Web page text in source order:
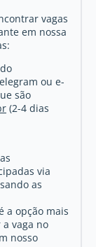
vagas
em nossa
ou e-
são
(2-4 dias
via
as
a opção mais
vaga no
nosso